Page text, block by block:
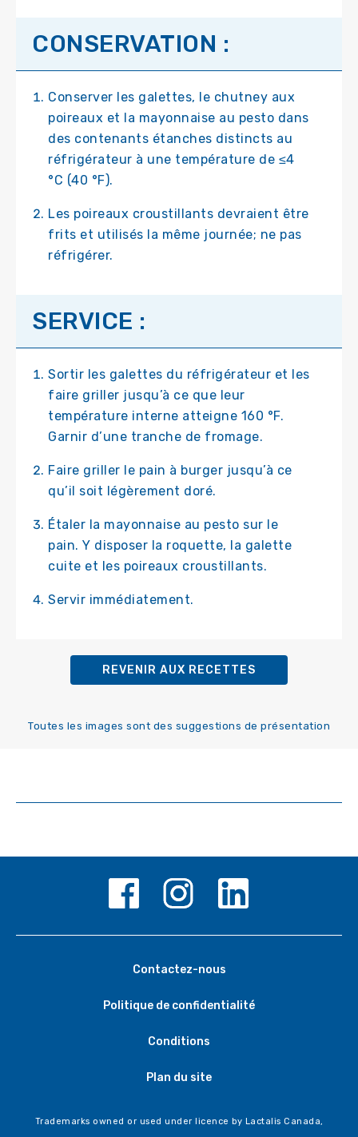
CONSERVATION :
Conserver les galettes, le chutney aux
poireaux et la mayonnaise au pesto dans
des contenants étanches distincts au
réfrigérateur à une température de ≤4
°C (40 °F).
Les poireaux croustillants devraient être
frits et utilisés la même journée; ne pas
réfrigérer.
SERVICE :
Sortir les galettes du réfrigérateur et les
faire griller jusqu’à ce que leur
température interne atteigne 160 °F.
Garnir d’une tranche de fromage.
Faire griller le pain à burger jusqu’à ce
qu’il soit légèrement doré.
Étaler la mayonnaise au pesto sur le
pain. Y disposer la roquette, la galette
cuite et les poireaux croustillants.
Servir immédiatement.
REVENIR AUX RECETTES
Toutes les images sont des suggestions de présentation
Contactez-nous
Politique de confidentialité
Conditions
Plan du site
Trademarks owned or used under licence by Lactalis Canada,